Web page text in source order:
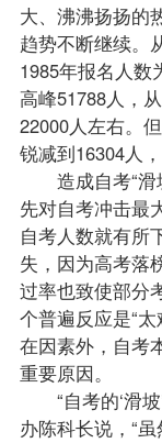
大、沸沸扬扬的
趋势不断继续。
1985年报名人数
高峰51788人，
22000人左右。
锐减到16304人
造成自考“滑
先对自考冲击最
自考人数就有所
失，因为高考落
过率也致使部分
个普遍反应是“
在因素外，自考
重要原因。
“自考的‘滑坡
办陈科长说，“